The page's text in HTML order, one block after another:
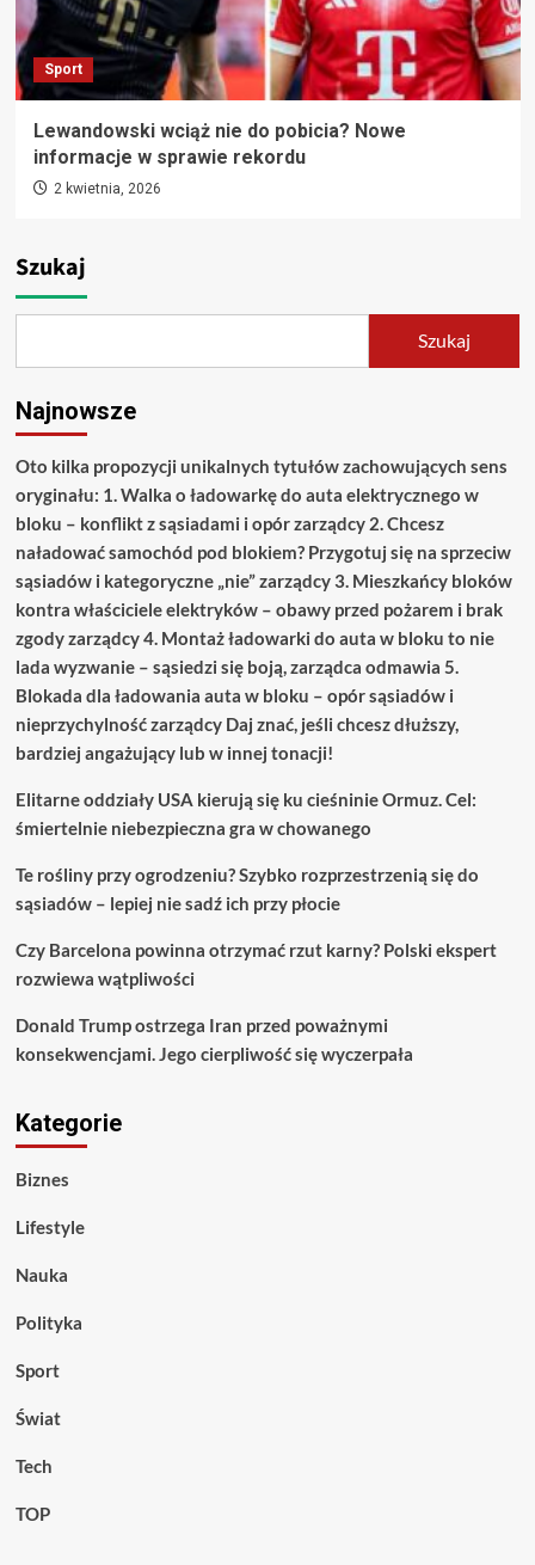
Sport
Lewandowski wciąż nie do pobicia? Nowe
informacje w sprawie rekordu
2 kwietnia, 2026
Szukaj
Szukaj
Najnowsze
Oto kilka propozycji unikalnych tytułów zachowujących sens
oryginału: 1. Walka o ładowarkę do auta elektrycznego w
bloku – konflikt z sąsiadami i opór zarządcy 2. Chcesz
naładować samochód pod blokiem? Przygotuj się na sprzeciw
sąsiadów i kategoryczne „nie” zarządcy 3. Mieszkańcy bloków
kontra właściciele elektryków – obawy przed pożarem i brak
zgody zarządcy 4. Montaż ładowarki do auta w bloku to nie
lada wyzwanie – sąsiedzi się boją, zarządca odmawia 5.
Blokada dla ładowania auta w bloku – opór sąsiadów i
nieprzychylność zarządcy Daj znać, jeśli chcesz dłuższy,
bardziej angażujący lub w innej tonacji!
Elitarne oddziały USA kierują się ku cieśninie Ormuz. Cel:
śmiertelnie niebezpieczna gra w chowanego
Te rośliny przy ogrodzeniu? Szybko rozprzestrzenią się do
sąsiadów – lepiej nie sadź ich przy płocie
Czy Barcelona powinna otrzymać rzut karny? Polski ekspert
rozwiewa wątpliwości
Donald Trump ostrzega Iran przed poważnymi
konsekwencjami. Jego cierpliwość się wyczerpała
Kategorie
Biznes
Lifestyle
Nauka
Polityka
Sport
Świat
Tech
TOP